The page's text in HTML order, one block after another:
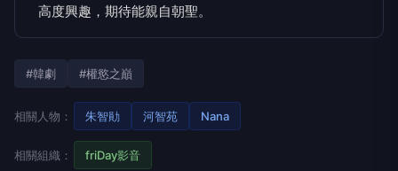
高度興趣，期待能親自朝聖。
#韓劇 #權慾之巔
相關人物： 朱智勛 河智苑 Nana
相關組織： friDay影音